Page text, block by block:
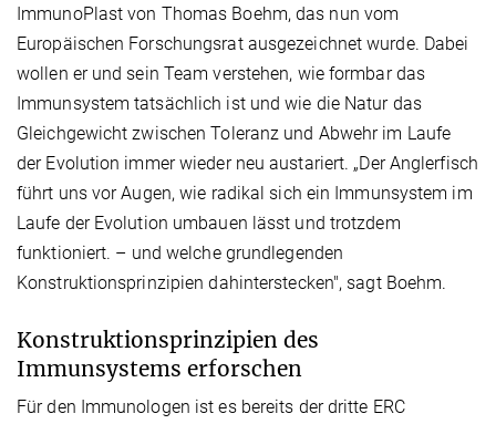
ImmunoPlast von Thomas Boehm, das nun vom
Europäischen Forschungsrat ausgezeichnet wurde. Dabei
wollen er und sein Team verstehen, wie formbar das
Immunsystem tatsächlich ist und wie die Natur das
Gleichgewicht zwischen Toleranz und Abwehr im Laufe
der Evolution immer wieder neu austariert. „Der Anglerfisch
führt uns vor Augen, wie radikal sich ein Immunsystem im
Laufe der Evolution umbauen lässt und trotzdem
funktioniert. – und welche grundlegenden
Konstruktionsprinzipien dahinterstecken", sagt Boehm.
Konstruktionsprinzipien des
Immunsystems erforschen
Für den Immunologen ist es bereits der dritte ERC